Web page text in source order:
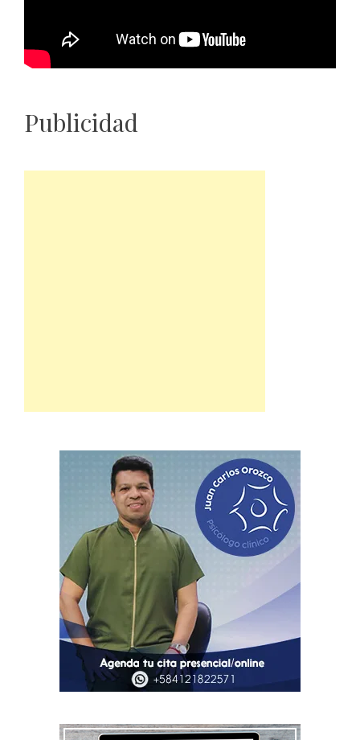
Publicidad